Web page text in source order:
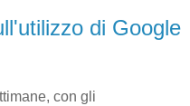
di Google
con gli